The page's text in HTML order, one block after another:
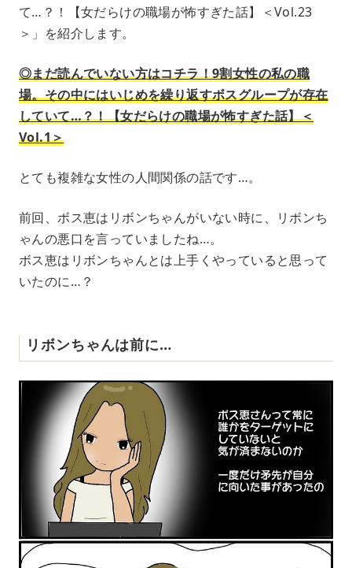
て…？！【女だらけの職場が怖すぎた話】＜Vol.23
＞」を紹介します。
◎まだ読んでいない方はコチラ！9割女性の私の職
場。その中にはいじめを繰り返すボスグループが存在
していて…？！【女だらけの職場が怖すぎた話】＜
Vol.1＞
とても複雑な女性の人間関係の話です…。
前回、ボス恵はリボンちゃんがいない時に、リボンち
ゃんの悪口を言っていましたね…。
ボス恵はリボンちゃんとは上手くやっていると思って
いたのに…？
リボンちゃんは前に…